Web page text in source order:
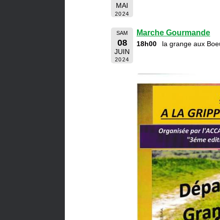
MAI
2024
SAM
08
JUIN
2024
Marche Gourmande
18h00 la grange aux